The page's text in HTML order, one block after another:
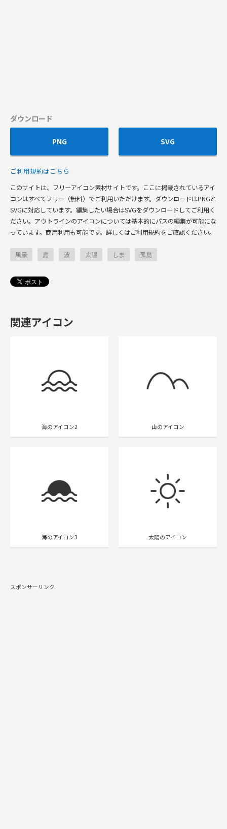
ダウンロード
PNG SVG
ご利用規約はこちら
このサイトは、フリーアイコン素材サイトです。ここに掲載されているアイ
コンはすべてフリー（無料）でご利用いただけます。ダウンロードはPNGと
SVGに対応しています。編集したい場合はSVGをダウンロードしてご利用く
ださい。アウトラインのアイコンについては基本的にパスの編集が可能にな
っています。商用利用も可能です。詳しくはご利用規約をご確認ください。
風景 島 波 太陽 しま 孤島
関連アイコン
海のアイコン2 山のアイコン
海のアイコン3 太陽のアイコン
スポンサーリンク